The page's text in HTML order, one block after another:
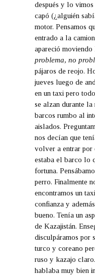
después y lo
capó (¿alguién
motor. Pensamos
entrado a la
apareció
problema, no
pájaros de reojo.
jueves luego de
en un taxi pero
se alzan durante la
barcos rumbo al
aislados.
nos decían que
volver a entrar por
estaba el barco lo
fortuna.
perro. Finalmente
encontramos un
confianza y
bueno. Tenía un
de Kazajistán.
disculpáramos por
turco y coreano
ruso y kazajo
hablaba muy bien